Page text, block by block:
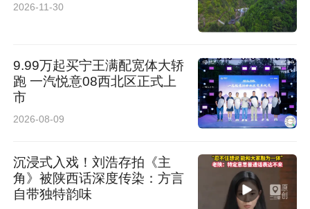
来自四川德阳的农机手雷春建，谈及镇上的暖心
服务说道：“今年来到礼泉县史德镇收割小麦，镇
上的‘三夏’服务特别贴心，各村村委会全面向我们
俱全，干部还上门协调作业、排忧解难，我们心
里很温暖。接下来我们会规范作业、诚信服务，
2026-11-30
9.99万起买宁王满配宽体大轿
跑 一汽悦意08西北区正式上
市
2026-08-09
沉浸式入戏！刘浩存拍《主
角》被陕西话深度传染：方言
自带独特韵味